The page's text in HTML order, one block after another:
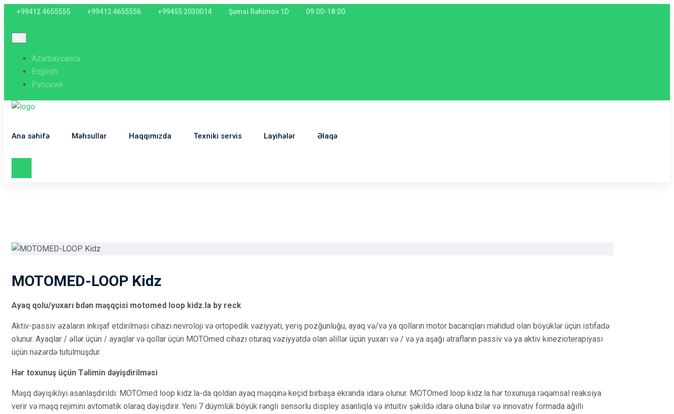
+99412 4655555 +99412 4655556 +99455 2030014 Şəmsi Rəhimov 1D 09:00-18:00
Azərbaycanca
English
Русский
Ana səhifə Məhsullar Haqqımızda Texniki servis Layihələr Əlaqə
MOTOMED-LOOP Kidz
Ayaq qolu/yuxarı bdən məşqçisi motomed loop kidz.la by reck
Aktiv-passiv əzaların inkişaf etdirilməsi cihazı nevroloji və ortopedik vəziyyəti, yeriş pozğunluğu, ayaq və/və ya qolların motor bacarıqları məhdud olan böyüklər üçün istifadə
olunur. Ayaqlar / əllər üçün / ayaqlar və qollar üçün MOTOmed cihazı oturaq vəziyyətdə olan əlillər üçün yuxarı və / və ya aşağı ətrafların passiv və ya aktiv kinezioterapiyası
üçün nəzərdə tutulmuşdur.
Hər toxunuş üçün Təlimin dəyişdirilməsi
Məşq dəyişikliyi asanlaşdırıldı: MOTOmed loop kidz.la-da qoldan ayaq məşqinə keçid birbaşa ekranda idarə olunur. MOTOmed loop kidz.la hər toxunuşa rəqəmsal reaksiya
verir və məşq rejimini avtomatik olaraq dəyişdirir. Yeni 7 düymlük böyük rəngli sensorlu displey asanlıqla və intuitiv şəkildə idarə oluna bilər və innovativ formada ağıllı